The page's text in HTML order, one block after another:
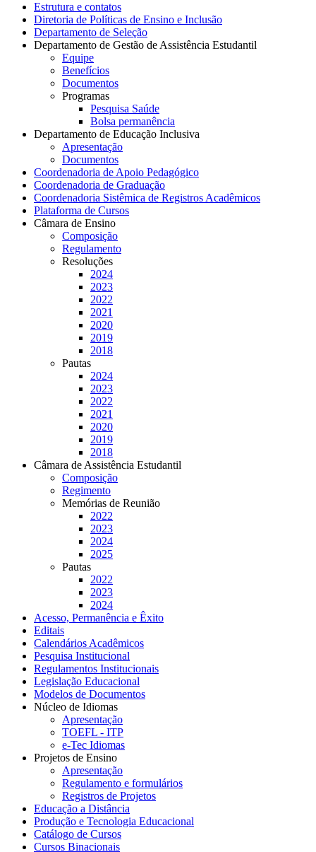
Estrutura e contatos
Diretoria de Políticas de Ensino e Inclusão
Departamento de Seleção
Departamento de Gestão de Assistência Estudantil
Equipe
Benefícios
Documentos
Programas
Pesquisa Saúde
Bolsa permanência
Departamento de Educação Inclusiva
Apresentação
Documentos
Coordenadoria de Apoio Pedagógico
Coordenadoria de Graduação
Coordenadoria Sistêmica de Registros Acadêmicos
Plataforma de Cursos
Câmara de Ensino
Composição
Regulamento
Resoluções
2024
2023
2022
2021
2020
2019
2018
Pautas
2024
2023
2022
2021
2020
2019
2018
Câmara de Assistência Estudantil
Composição
Regimento
Memórias de Reunião
2022
2023
2024
2025
Pautas
2022
2023
2024
Acesso, Permanência e Êxito
Editais
Calendários Acadêmicos
Pesquisa Institucional
Regulamentos Institucionais
Legislação Educacional
Modelos de Documentos
Núcleo de Idiomas
Apresentação
TOEFL - ITP
e-Tec Idiomas
Projetos de Ensino
Apresentação
Regulamento e formulários
Registros de Projetos
Educação a Distância
Produção e Tecnologia Educacional
Catálogo de Cursos
Cursos Binacionais